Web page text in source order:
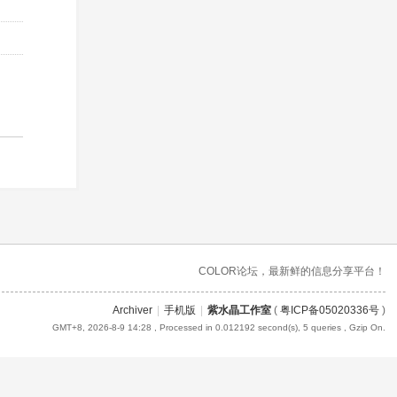
COLOR论坛，最新鲜的信息分享平台！
Archiver 手机版 紫水晶工作室( 粤ICP备05020336号)
GMT+8, 2026-8-9 14:28 , Processed in 0.012192 second(s), 5 queries , Gzip On.